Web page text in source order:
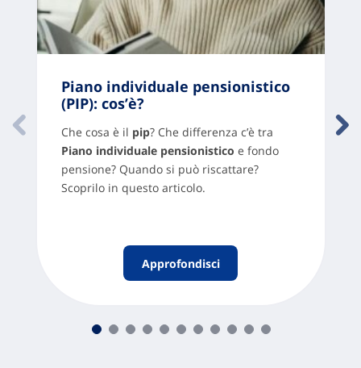
Piano individuale pensionistico
(PIP): cos’è?
Che cosa è il pip? Che differenza c’è tra
Piano individuale pensionistico e fondo
pensione? Quando si può riscattare?
Scoprilo in questo articolo.
Approfondisci